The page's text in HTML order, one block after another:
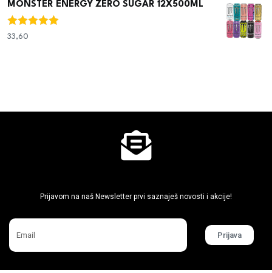
MONSTER ENERGY ZERO SUGAR 12X500ML
Ocjenjeno
33,60
Prijavom na naš Newsletter prvi saznaješ novosti i akcije!
Prijava